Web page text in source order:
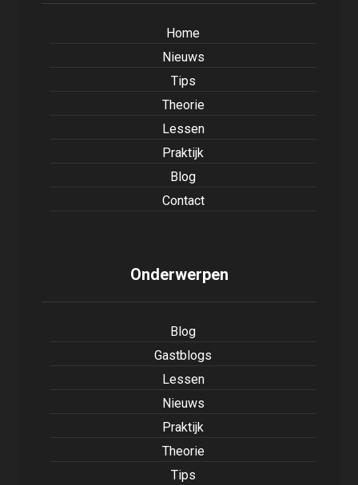
Home
Nieuws
Tips
Theorie
Lessen
Praktijk
Blog
Contact
Onderwerpen
Blog
Gastblogs
Lessen
Nieuws
Praktijk
Theorie
Tips